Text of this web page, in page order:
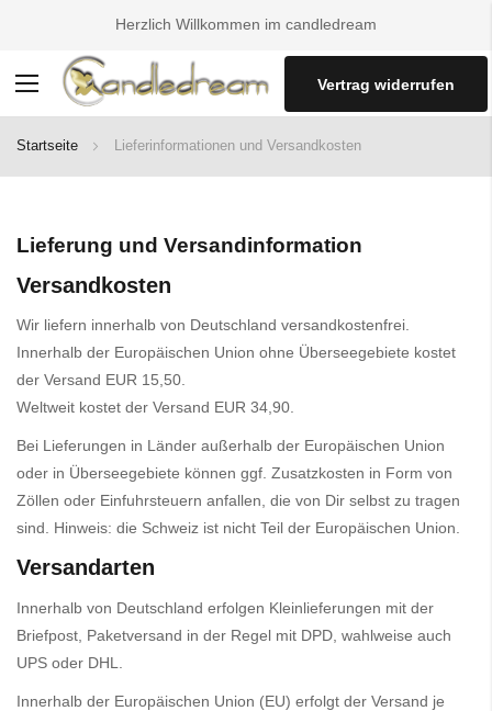
Herzlich Willkommen im candledream
Navigation
umschalten
Vertrag widerrufen
Startseite Lieferinformationen und Versandkosten
Lieferung und Versandinformation
Versandkosten
Wir liefern innerhalb von Deutschland versandkostenfrei.
Innerhalb der Europäischen Union ohne Überseegebiete kostet
der Versand EUR 15,50.
Weltweit kostet der Versand EUR 34,90.
Bei Lieferungen in Länder außerhalb der Europäischen Union
oder in Überseegebiete können ggf. Zusatzkosten in Form von
Zöllen oder Einfuhrsteuern anfallen, die von Dir selbst zu tragen
sind. Hinweis: die Schweiz ist nicht Teil der Europäischen Union.
Versandarten
Innerhalb von Deutschland erfolgen Kleinlieferungen mit der
Briefpost, Paketversand in der Regel mit DPD, wahlweise auch
UPS oder DHL.
Innerhalb der Europäischen Union (EU) erfolgt der Versand je